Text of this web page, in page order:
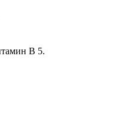
B 5.